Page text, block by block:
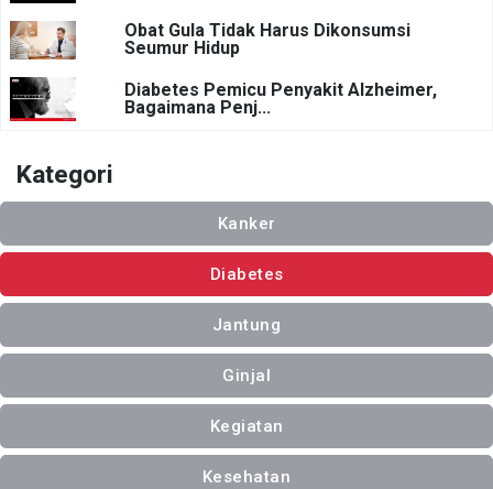
Obat Gula Tidak Harus Dikonsumsi
Seumur Hidup
Diabetes Pemicu Penyakit Alzheimer,
Bagaimana Penj...
Kategori
Kanker
Diabetes
Jantung
Ginjal
Kegiatan
Kesehatan